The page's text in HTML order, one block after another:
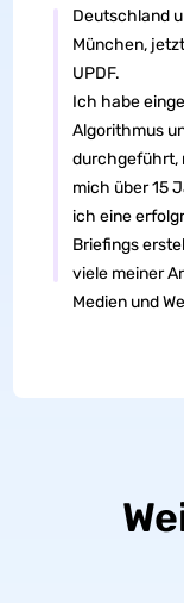
Deutschland
München,
UPDF.
Ich habe
Algorithmus
durchgeführt,
mich über 15
ich eine
Briefings
viele meiner
Medien und